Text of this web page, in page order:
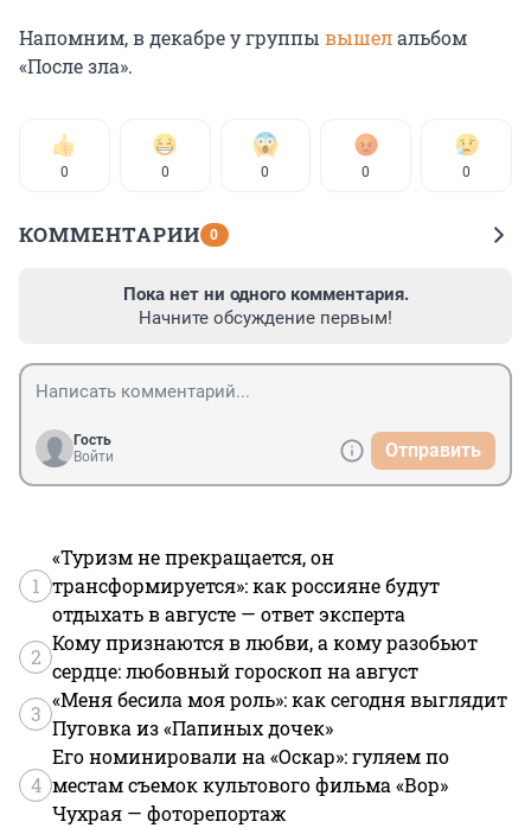
Напомним, в декабре у группы вышелальбом
«После зла».
0 0 0 0 0
КОММЕНТАРИИ 0
Пока нет ни одного комментария.
Начните обсуждение первым!
Гость
Войти
Отправить
1
«Туризм не прекращается, он
трансформируется»: как россияне будут
отдыхать в августе — ответ эксперта
2
Кому признаются в любви, а кому разобьют
сердце: любовный гороскоп на август
3
«Меня бесила моя роль»: как сегодня выглядит
Пуговка из «Папиных дочек»
4
Его номинировали на «Оскар»: гуляем по
местам съемок культового фильма «Вор»
Чухрая — фоторепортаж